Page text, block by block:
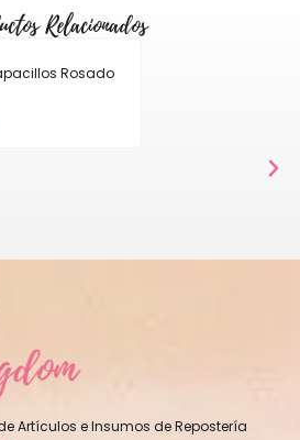
Relacionados
Rosado
Artículos e Insumos de Repostería